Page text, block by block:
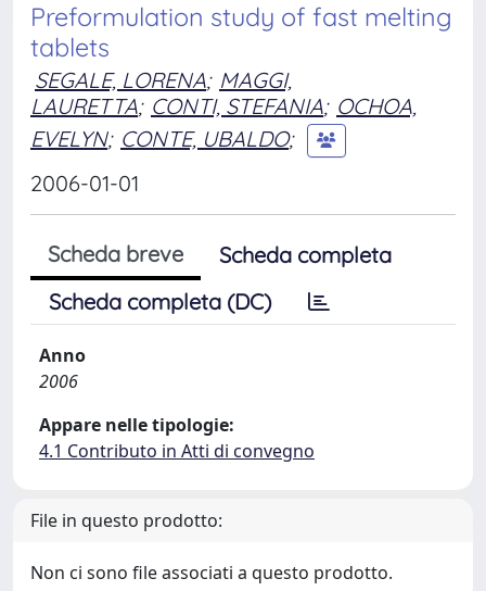
Preformulation study of fast melting
tablets
SEGALE, LORENA; MAGGI,
LAURETTA; CONTI, STEFANIA; OCHOA,
EVELYN; CONTE, UBALDO;
2006-01-01
Scheda breve
Scheda completa
Scheda completa (DC)
Anno
2006
Appare nelle tipologie:
4.1 Contributo in Atti di convegno
File in questo prodotto:
Non ci sono file associati a questo prodotto.